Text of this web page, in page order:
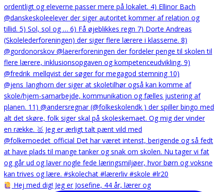
Hej med dig! Jeg er Josefine, 44 år, lærer og